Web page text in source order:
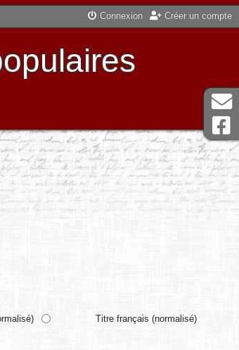
Connexion Créer un compte
Titre français (normalisé)